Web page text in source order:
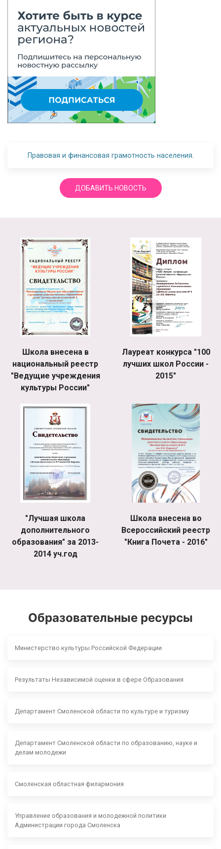
Правовая и финансовая грамотность населения.
ДОБАВИТЬ НОВОСТЬ
Школа внесена в
национальный реестр
"Ведущие учреждения
культуры России"
Лауреат конкурса "100
лучших школ России -
2015"
"Лучшая школа
дополнительного
образования" за 2013-
2014 уч.год
Школа внесена во
Всероссийский реестр
"Книга Почета - 2016"
Образовательные ресурсы
Министерство культуры Российской Федерации
Результаты Независимой оценки в сфере Образования
Департамент Смоленской области по культуре и туризму
Департамент Смоленской области по образованию, науке и
делам молодежи
Смоленская областная филармония
Управление образования и молодежной политики
Администрации города Смоленска